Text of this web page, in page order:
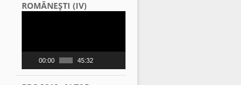
ROMÂNEŞTI (IV)
00:00 45:32